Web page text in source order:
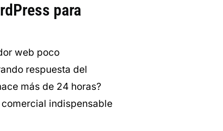
para
web poco
respuesta del
más de 24 horas?
indispensable